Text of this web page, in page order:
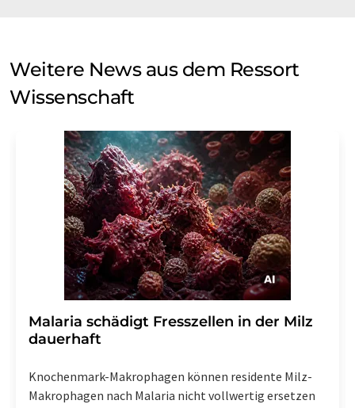
Weitere News aus dem Ressort
Wissenschaft
Malaria schädigt Fresszellen in der Milz
dauerhaft
Knochenmark-Makrophagen können residente Milz-
Makrophagen nach Malaria nicht vollwertig ersetzen